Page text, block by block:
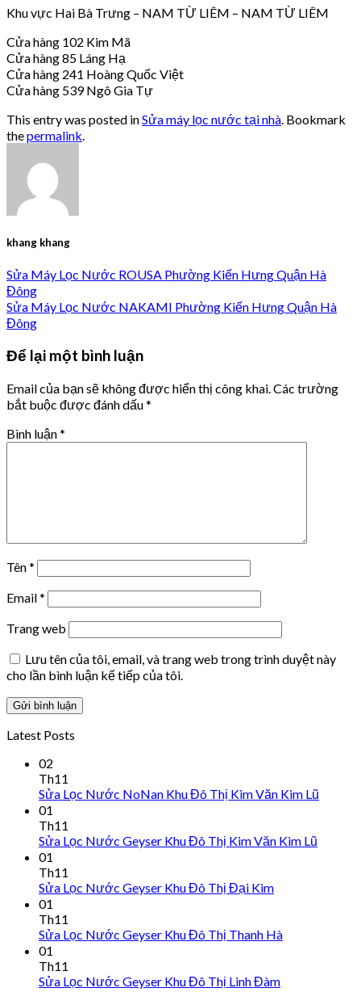
Khu vực Hai Bà Trưng – NAM TỪ LIÊM – NAM TỪ LIÊM
Cửa hàng 102 Kim Mã
Cửa hàng 85 Láng Hạ
Cửa hàng 241 Hoàng Quốc Việt
Cửa hàng 539 Ngô Gia Tự
This entry was posted inSửa máy lọc nước tại nhà . Bookmark
thepermalink
khang khang
Sửa Máy Lọc Nước ROUSA Phường Kiến Hưng Quận Hà
Đông
Sửa Máy Lọc Nước NAKAMI Phường Kiến Hưng Quận Hà
Đông
Để lại một bình luận
Email của bạn sẽ không được hiển thị công khai. Các trường
bắt buộc được đánh dấu*
Bình luận*
Tên*
Email*
Trang web
Lưu tên của tôi, email, và trang web trong trình duyệt này
cho lần bình luận kế tiếp của tôi.
Latest Posts
02
Th11
Sửa Lọc Nước NoNan Khu Đô Thị Kim Văn Kim Lũ
01
Th11
Sửa Lọc Nước Geyser Khu Đô Thị Kim Văn Kim Lũ
01
Th11
Sửa Lọc Nước Geyser Khu Đô Thị Đại Kim
01
Th11
Sửa Lọc Nước Geyser Khu Đô Thị Thanh Hà
01
Th11
Sửa Lọc Nước Geyser Khu Đô Thị Linh Đàm